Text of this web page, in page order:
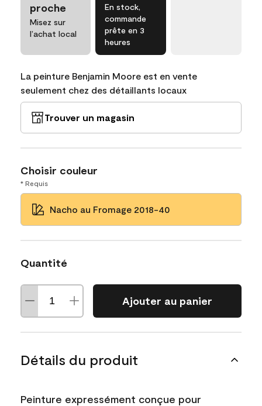
proche
Misez sur
l’achat local
En stock,
commande
prête en 3
heures
La peinture Benjamin Moore est en vente
seulement chez des détaillants locaux
Trouver un magasin
Choisir couleur
* Requis
Nacho au Fromage 2018-40
Quantité
Ajouter au panier
Détails du produit
Peinture expressément conçue pour